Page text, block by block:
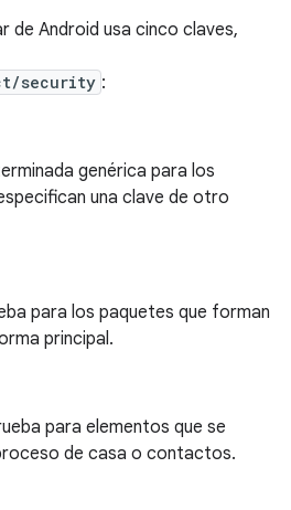
de Android usa cinco claves,
security :
genérica para los
una clave de otro
para los paquetes que forman
principal.
para elementos que se
de casa o contactos.